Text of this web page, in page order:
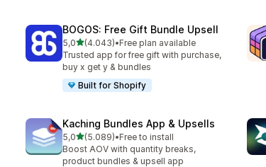
BOGOS: Free Gift Bundle Upsell
5,0de 5 estrelas
(4.043)
4043 total de avaliações
•Free plan available
Trusted app for free gift with purchase,
buy x get y & bundles
Built for Shopify
Kaching Bundles App & Upsells
5,0de 5 estrelas
(5.089)
5089 total de avaliações
•Free to install
Boost AOV with quantity breaks,
product bundles & upsell app